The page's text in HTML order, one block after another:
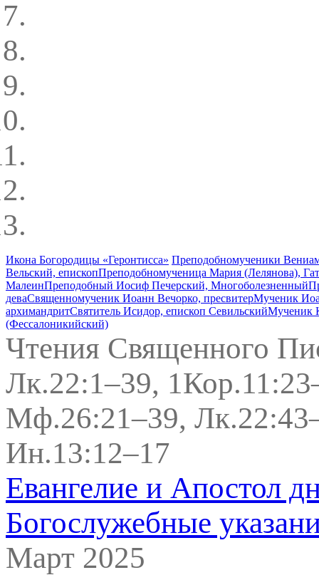
Икона Богородицы «Геронтисса» Преподобномученики
Вельский, епископПреподобномученица Мария (Лелянова),
МалеинПреподобный Иосиф Печерский, Многоболезненный
деваСвященномученик Иоанн Вечорко, пресвитерМученик
архимандритСвятитель Исидор, епископ СевильскийМученик
(Фессалоникийский)
Чтения Священного
Лк.22:1–39,
Мф.26:21–39,
Ин.13:12–17
Евангелие и Апостол
Богослужебные
Март 2025